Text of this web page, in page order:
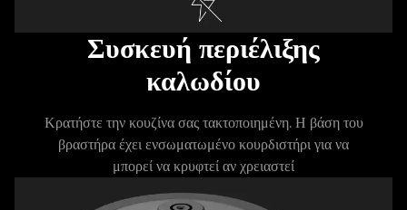
Συσκευή περιέλιξης
καλωδίου
Κρατήστε την κουζίνα σας τακτοποιημένη. Η βάση του
βραστήρα έχει ενσωματωμένο κουρδιστήρι για να
μπορεί να κρυφτεί αν χρειαστεί